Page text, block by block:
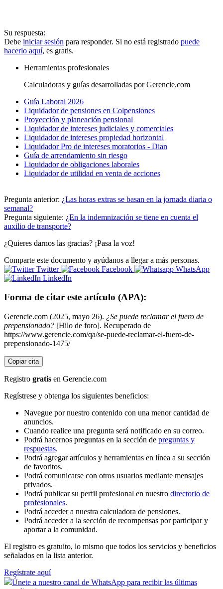
Su respuesta:
Debe iniciar sesión para responder. Si no está registrado puede
hacerlo aquí, es gratis.
Herramientas profesionales
Calculadoras y guías desarrolladas por Gerencie.com
Guía Laboral 2026
Liquidador de pensiones en Colpensiones
Proyección y planeación pensional
Liquidador de intereses judiciales y comerciales
Liquidador de intereses propiedad horizontal
Liquidador Pro de intereses moratorios - Dian
Guía de arrendamiento sin riesgo
Liquidador de obligaciones laborales
Liquidador de utilidad en venta de acciones
Pregunta anterior: ¿Las horas extras se basan en la jornada diaria o
semanal?
Pregunta siguiente: ¿En la indemnización se tiene en cuenta el
auxilio de transporte?
¿Quieres darnos las gracias? ¡Pasa la voz!
Comparte este documento y ayúdanos a llegar a más personas.
Twitter
Facebook
WhatsApp
LinkedIn
Forma de citar este artículo (APA):
Gerencie.com (2025, mayo 26). ¿Se puede reclamar el fuero de
prepensionado? [Hilo de foro]. Recuperado de
https://www.gerencie.com/qa/se-puede-reclamar-el-fuero-de-
prepensionado-1475/
Copiar cita
Registro gratis en Gerencie.com
Regístrese y obtenga los siguientes beneficios:
Navegue por nuestro contenido con una menor cantidad de
anuncios.
Cuando realice una pregunta será notificado en su correo.
Podrá hacernos preguntas en la sección de preguntas y
respuestas.
Podrá agregar artículos y herramientas en línea a su sección
de favoritos.
Podrá comunicarse con otros usuarios mediante mensajes
privados.
Podrá publicar su perfil profesional en nuestro directorio de
profesionales.
Podrá acceder a nuestra calculadora de pensiones.
Podrá acceder a la sección de recompensas por participar y
aportar a la comunidad.
El registro es gratuito, lo mismo que todos los servicios y beneficios
señalados en la lista anterior.
Regístrate aquí
Únete a nuestro canal de WhatsApp para recibir las últimas